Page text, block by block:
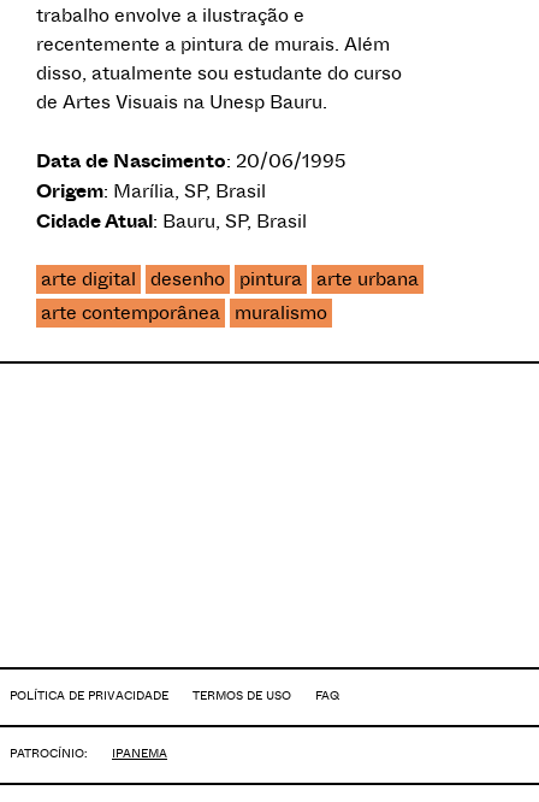
trabalho envolve a ilustração e
recentemente a pintura de murais. Além
disso, atualmente sou estudante do curso
de Artes Visuais na Unesp Bauru.
Data de Nascimento: 20/06/1995
Origem: Marília, SP, Brasil
Cidade Atual: Bauru, SP, Brasil
arte digital desenho pintura
arte urbana
arte contemporânea
muralismo
POLÍTICA DE PRIVACIDADE TERMOS DE USO FAQ
PATROCÍNIO: IPANEMA